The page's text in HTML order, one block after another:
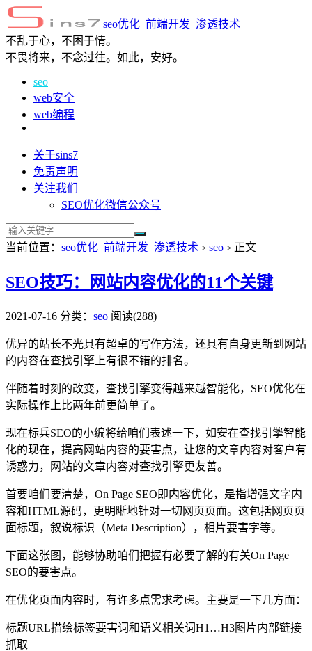
seo优化_前端开发_渗透技术
不乱于心，不困于情。
不畏将来，不念过往。如此，安好。
seo
web安全
web编程
关于sins7
免责声明
关注我们
SEO优化微信公众号
当前位置： seo优化_前端开发_渗透技术 > seo > 正文
SEO技巧：网站内容优化的11个关键
2021-07-16 分类： seo 阅读(288)
优异的站长不光具有超卓的写作方法，还具有自身更新到网站
的内容在查找引擎上有很不错的排名。
伴随着时刻的改变，查找引擎变得越来越智能化， SEO优化在
实际操作上比两年前更简单了。
现在标兵SEO的小编将给咱们表述一下，如安在查找引擎智能
化的现在，提高网站内容的要害点，让您的文章内容对客户有
诱惑力，网站的文章内容对查找引擎更友善。
首要咱们要清楚，On Page SEO 即内容优化，是指增强文字内
容和HTML源码，更明晰地针对一切网页页面。这包括网页页
面标题，叙说标识（Meta Description），相片要害字等。
下面这张图，能够协助咱们把握有必要了解的有关On Page
SEO的要害点。
在优化页面内容时，有许多点需求考虑。主要是一下几方面：
标题URL描绘标签要害词和语义相关词H1…H3图片内部链接
抓取